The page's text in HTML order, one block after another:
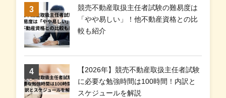
競売不動産取扱主任者試験の難易度は
「やや易しい」！他不動産資格との比
較も紹介
【2026年】競売不動産取扱主任者試験
に必要な勉強時間は100時間！内訳と
スケジュールを解説